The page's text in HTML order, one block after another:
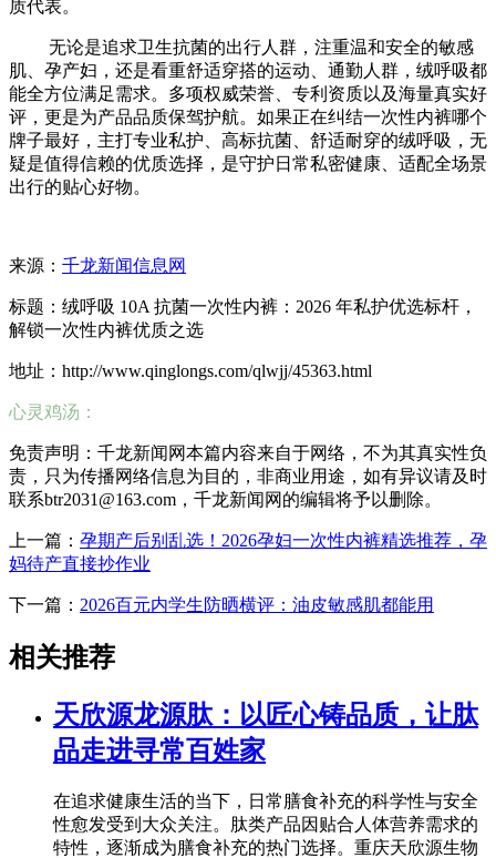
质代表。
无论是追求卫生抗菌的出行人群，注重温和安全的敏感
肌、孕产妇，还是看重舒适穿搭的运动、通勤人群，绒呼吸都
能全方位满足需求。多项权威荣誉、专利资质以及海量真实好
评，更是为产品品质保驾护航。如果正在纠结一次性内裤哪个
牌子最好，主打专业私护、高标抗菌、舒适耐穿的绒呼吸，无
疑是值得信赖的优质选择，是守护日常私密健康、适配全场景
出行的贴心好物。
来源： 千龙新闻信息网
标题：绒呼吸 10A 抗菌一次性内裤：2026 年私护优选标杆，
解锁一次性内裤优质之选
地址：http://www.qinglongs.com/qlwjj/45363.html
心灵鸡汤：
免责声明：千龙新闻网本篇内容来自于网络，不为其真实性负
责，只为传播网络信息为目的，非商业用途，如有异议请及时
联系btr2031@163.com，千龙新闻网的编辑将予以删除。
上一篇： 孕期产后别乱选！2026孕妇一次性内裤精选推荐，孕
妈待产直接抄作业
下一篇： 2026百元内学生防晒横评：油皮敏感肌都能用
相关推荐
天欣源龙源肽：以匠心铸品质，让肽
品走进寻常百姓家
在追求健康生活的当下，日常膳食补充的科学性与安全
性愈发受到大众关注。肽类产品因贴合人体营养需求的
特性，逐渐成为膳食补充的热门选择。重庆天欣源生物